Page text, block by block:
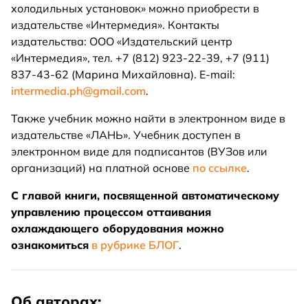
холодильных установок» можно приобрести в
издательстве «Интермедия». Контакты
издательства: OOO «Издательский центр
«Интермедия», тел. +7 (812) 923-22-39, +7 (911)
837-43-62 (Марина Михайловна). E-mail:
intermedia.ph@gmail.com.
Также учебник можно найти в электронном виде в
издательстве «ЛАНЬ». Учебник доступен в
электронном виде для подписантов (ВУЗов или
организаций) на платной основе по ссылке.
С главой книги, посвященной автоматическому
управлению процессом оттаивания
охлаждающего оборудования можно
ознакомиться в рубрике БЛОГ.